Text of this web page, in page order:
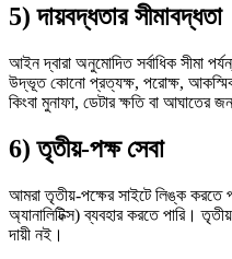
5) দায়বদ্ধতার সীমাবদ্ধতা
আইন দ্বারা অনুমোদিত সর্বাধিক সীমা
উদ্ভূত কোনো প্রত্যক্ষ, পরোক্ষ, আকস্মিক,
কিংবা মুনাফা, ডেটার ক্ষতি বা আঘাতের
6) তৃতীয়-পক্ষ সেবা
আমরা তৃতীয়-পক্ষের সাইটে লিঙ্ক করতে
অ্যানালিটিক্স) ব্যবহার করতে পারি।
দায়ী নই।